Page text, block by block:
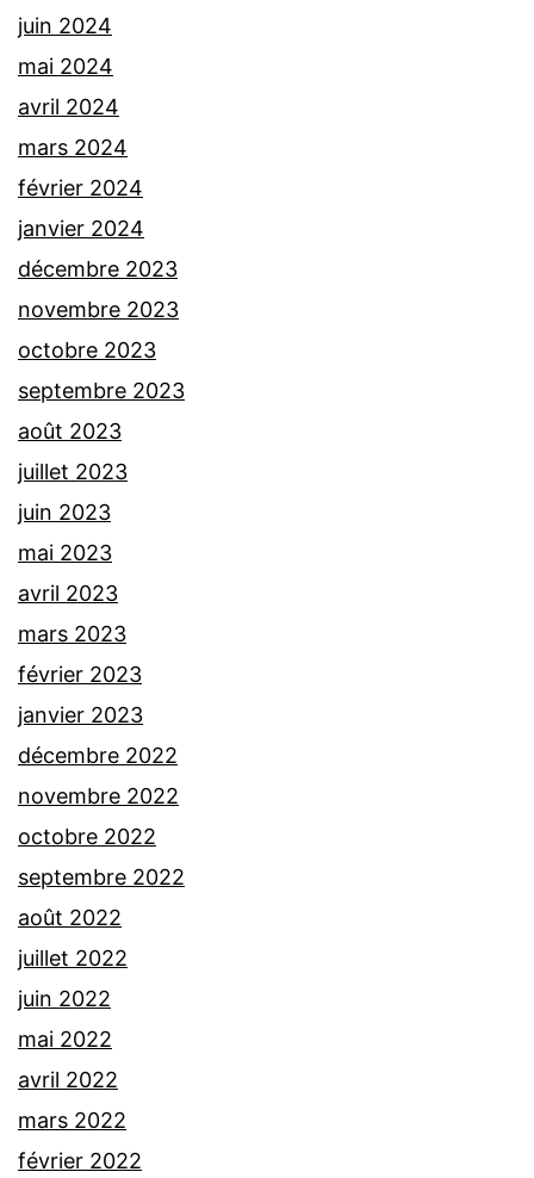
juin 2024
mai 2024
avril 2024
mars 2024
février 2024
janvier 2024
décembre 2023
novembre 2023
octobre 2023
septembre 2023
août 2023
juillet 2023
juin 2023
mai 2023
avril 2023
mars 2023
février 2023
janvier 2023
décembre 2022
novembre 2022
octobre 2022
septembre 2022
août 2022
juillet 2022
juin 2022
mai 2022
avril 2022
mars 2022
février 2022